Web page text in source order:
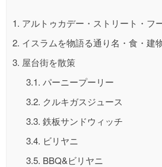
1. アルトゥカデー・ストリート・フ
2. イスラムを物語る通り名・食・建
3. 屋台街を散策
3.1. パーニープーリー
3.2. クルキガスジュース
3.3. 鉄板サンドウィッチ
3.4. ビリヤニ
3.5. BBQ&ビリヤニ